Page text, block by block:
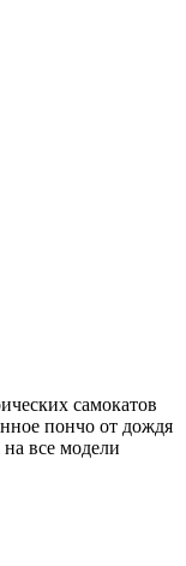
самокатов
пончо от дождя
все модели